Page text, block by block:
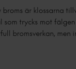
broms är klossarna
som trycks mot
bromsverkan, men